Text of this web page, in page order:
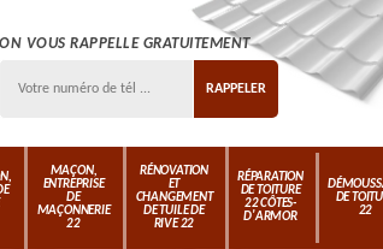
ON VOUS RAPPELLE GRATUITEMENT
MAÇON,
ENTREPRISE
DE
MAÇONNERIE
22
RÉNOVATION
ET
CHANGEMENT
DE TUILE DE
RIVE 22
RÉPARATION
DE TOITURE
22 CÔTES-
D'ARMOR
DE
22